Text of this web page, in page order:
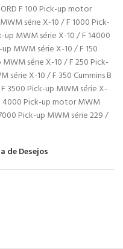
F 100 Pick-up motor
série X-10 / F 1000 Pick-
MWM série X-10 / F 14000
MWM série X-10 / F 150
série X-10 / F 250 Pick-
série X-10 / F 350 Cummins B
3500 Pick-up MWM série X-
4000 Pick-up motor MWM
Pick-up MWM série 229 /
de Desejos